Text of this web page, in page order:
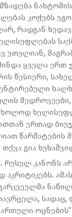
კოჭებს
რადგან
უთვლიან,
ყველა ერთ
წესიერი,
ერთად
წარმატების
თქვა გია
რუსულ კანონს
აკრიტიკებს.